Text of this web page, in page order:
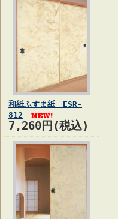
和紙ふすま紙 ESR-
812
7,260円(税込)